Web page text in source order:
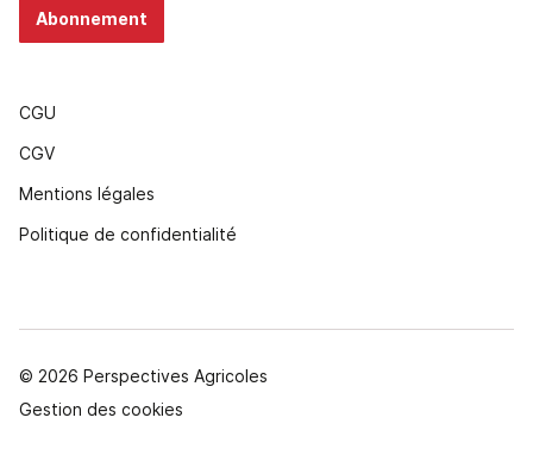
Abonnement
CGU
CGV
Mentions légales
Politique de confidentialité
© 2026 Perspectives Agricoles
Gestion des cookies